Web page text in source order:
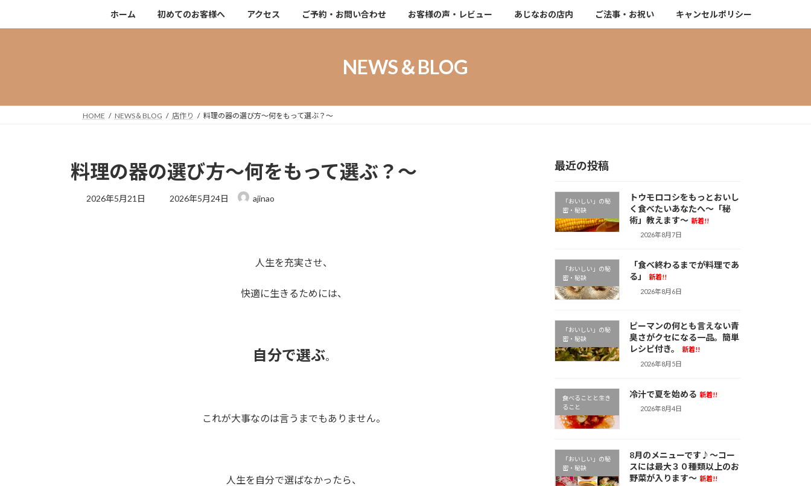
キ
に
ホーム 初めてのお客様へ アクセス ご予約・お問い合わせ お客様の声・レビュー あじなおの店内 ご法事・お祝い キャンセルポリシー
NEWS＆BLOG
HOME NEWS＆BLOG 店作り 料理の器の選び方～何をもって選ぶ？～
料理の器の選び方～何をもって選ぶ？～
2026年5月21日
最
2026年5月24日 ajinao
人生を充実させ、
快適に生きるためには、
自分で選ぶ。
これが大事なのは言うまでもありません。
人生を自分で選ばなかったら、
最近の投稿
「おいしい」の秘
密・秘訣
トウモロコシをもっとおいし
く食べたいあなたへ～「秘
術」教えます～ 新着!!
2026年8月7日
「おいしい」の秘
密・秘訣
「食べ終わるまでが料理であ
る」
新着!!
2026年8月6日
「おいしい」の秘
密・秘訣
ピーマンの何とも言えない青
臭さがクセになる一品。簡単
レシピ付き。
新着!!
2026年8月5日
食べることと生き
ること
冷汁で夏を始める 新着!!
2026年8月4日
「おいしい」の秘
密・秘訣
8月のメニューです♪～コー
スには最大３０種類以上のお
野菜が入ります～ 新着!!